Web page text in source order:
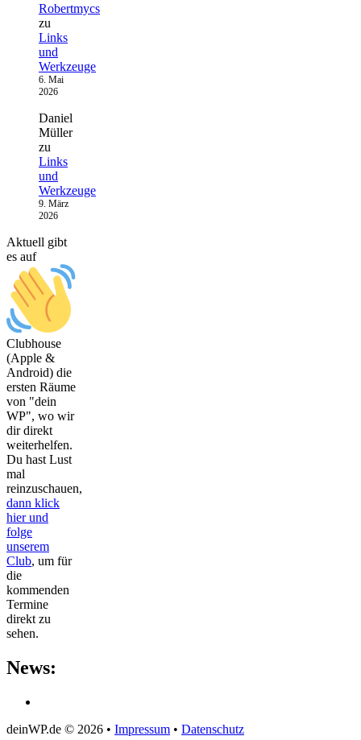
Robertmycs
zu
Links
und
Werkzeuge
6. Mai
2026
Daniel
Müller
zu
Links
und
Werkzeuge
9. März
2026
Aktuell gibt
es auf
Clubhouse
(Apple &
Android) die
ersten Räume
von "dein
WP", wo wir
dir direkt
weiterhelfen.
Du hast Lust
mal
reinzuschauen,
dann klick
hier und
folge
unserem
Club, um für
die
kommenden
Termine
direkt zu
sehen.
News:
deinWP.de © 2026 • Impressum • Datenschutz